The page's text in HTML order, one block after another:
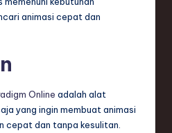
animasi cepat dan
Online adalah alat
yang ingin membuat animasi
cepat dan tanpa kesulitan.